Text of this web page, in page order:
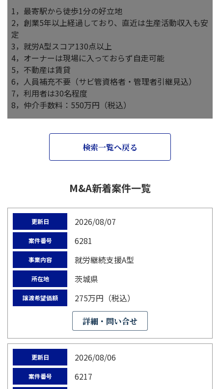
1，最寄駅から徒歩1分の好立地
2，創業5年以上経過しており、直近は生産活動収入も安
定
3，就労A型スコア130点以上
4，オーナーは現場に入っておらず自走可能
5，不動産は賃貸
6，人員補充不要（サビ管資格者・管理者引継見込）
7，利用者は30名程度
8，仲介手数料：550万円（税込）
検索一覧へ戻る
M&A新着案件一覧
更新日 2026/08/07
案件番号 6281
事業内容 就労継続支援A型
所在地 茨城県
譲渡希望価額 275万円（税込）
詳細・問い合せ
更新日 2026/08/06
案件番号 6217